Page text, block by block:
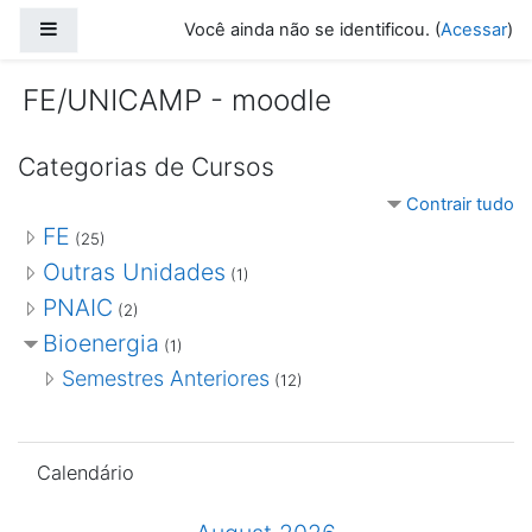
Você ainda não se identificou. (Acessar)
FE/UNICAMP - moodle
Categorias de Cursos
Contrair tudo
FE (25)
Outras Unidades (1)
PNAIC (2)
Bioenergia (1)
Semestres Anteriores (12)
Calendário